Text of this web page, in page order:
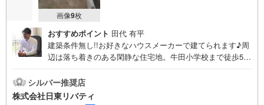
画像9枚
おすすめポイント 田代 有平
建築条件無し!!お好きなハウスメーカーで建てられます♪周
辺は落ち着きのある閑静な住宅地。牛田小学校まで徒歩5分
リバティへ!!チラシやネット広告に載っていない物件もご紹
介できます。広島市内はもちろん廿日市から呉・東広島ま
シルバー推奨店
株式会社日東リバティ